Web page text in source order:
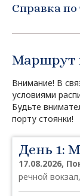
Справка
Маршрут
Внимание! В
условиями
Будьте
порту стоянки!
День 1:
17.08.2026,
речной